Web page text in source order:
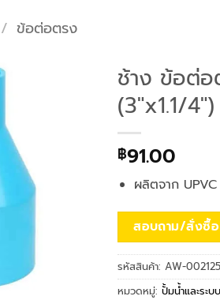
/ ข้อต่อตรง
ช้าง ข้อต่
(3″x1.1/
฿91.00
ผลิตจาก
สอบถาม/สั่งซื้อ
รหัสสินค้า:AW-002125
หมวดหมู่:ปั้มน้ำและระบ